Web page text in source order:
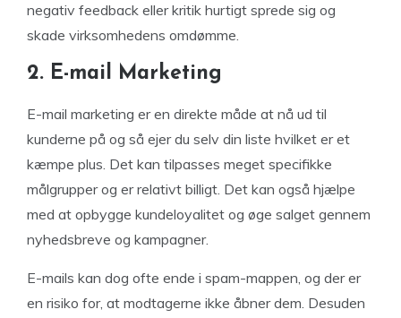
negativ feedback eller kritik hurtigt sprede sig og
skade virksomhedens omdømme.
2. E-mail Marketing
E-mail marketing er en direkte måde at nå ud til
kunderne på og så ejer du selv din liste hvilket er et
kæmpe plus. Det kan tilpasses meget specifikke
målgrupper og er relativt billigt. Det kan også hjælpe
med at opbygge kundeloyalitet og øge salget gennem
nyhedsbreve og kampagner.
E-mails kan dog ofte ende i spam-mappen, og der er
en risiko for, at modtagerne ikke åbner dem. Desuden